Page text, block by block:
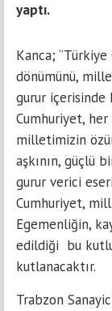
yaptı.
Kanca; “Türkiye
dönümünü,
gurur içerisinde
Cumhuriyet,
milletimizin
aşkının, güçlü
gurur verici
Cumhuriyet,
Egemenliğin,
edildiği bu
kutlanacaktır.
Trabzon